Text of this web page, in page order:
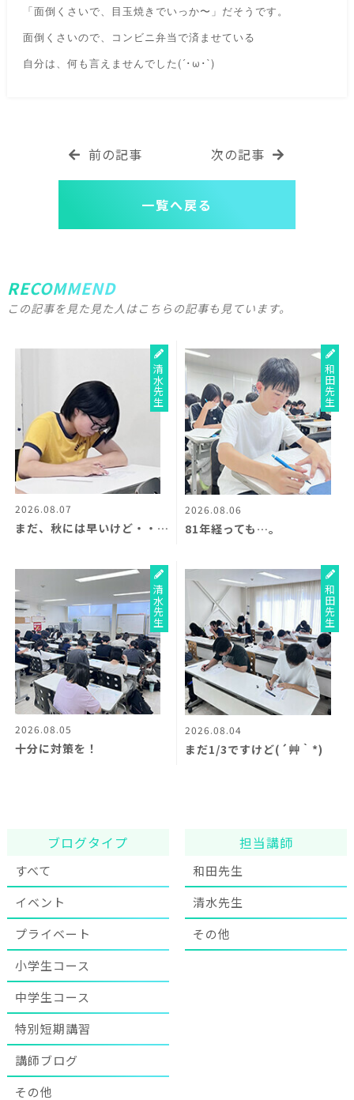
「面倒くさいで、目玉焼きでいっか〜」だそうです。
面倒くさいので、コンビニ弁当で済ませている
自分は、何も言えませんでした (´ ･ ω ･ `)
前の記事
一覧へ戻る
次の記事
RECOMMEND
この記事を見た見た人はこちらの記事も見ています。
清水先生
2026.08.07
まだ、秋には早いけど・・・？
和田先生
2026.08.06
81年経っても…。
清水先生
2026.08.05
十分に対策を！
和田先生
2026.08.04
まだ1/3ですけど(´艸｀*)
ブログタイプ
すべて
イベント
プライベート
小学生コース
中学生コース
特別短期講習
講師ブログ
その他
担当講師
和田先生
清水先生
その他